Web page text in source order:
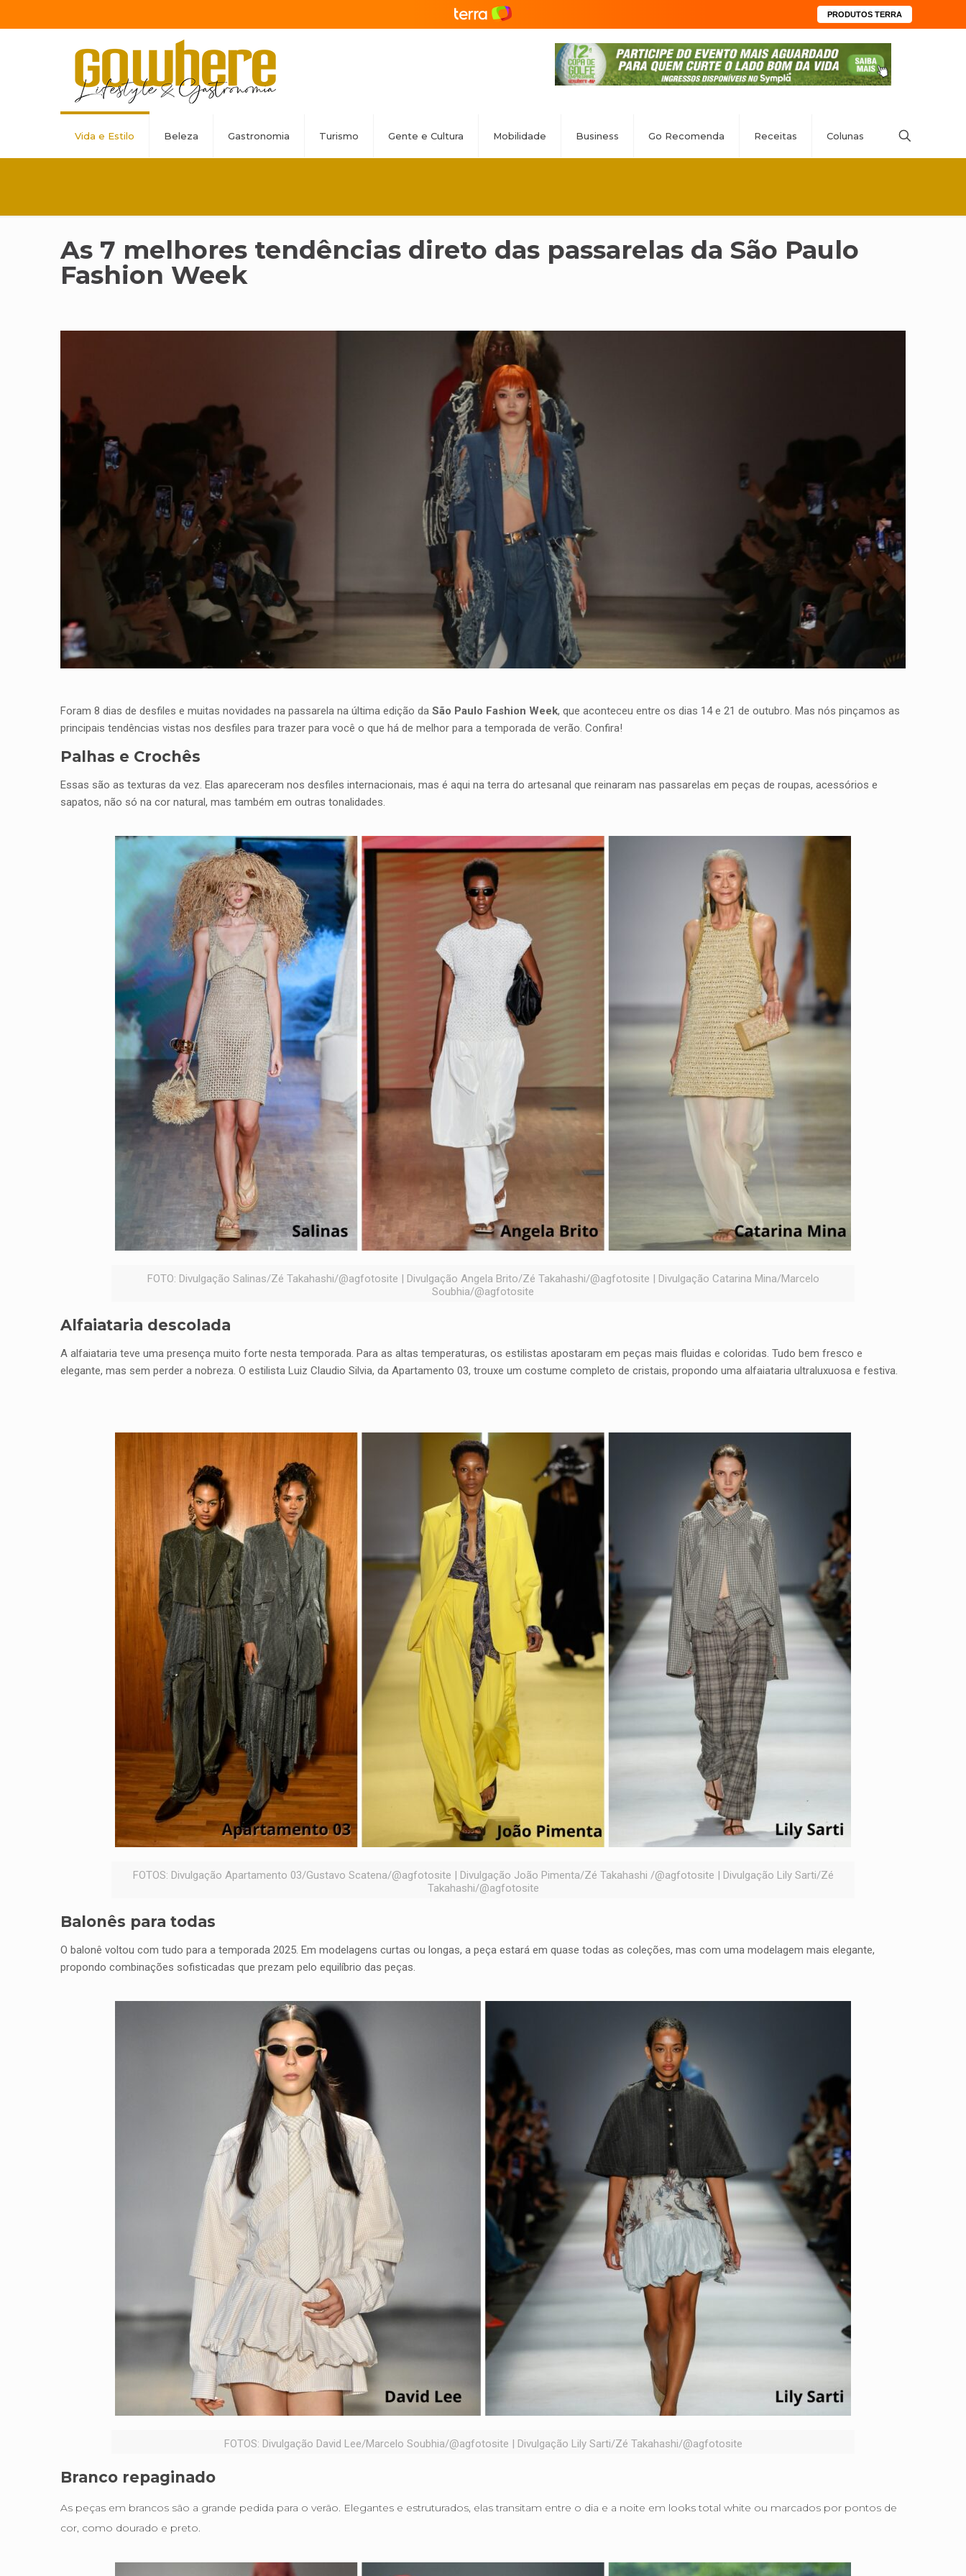
PRODUTOS TERRA
Vida e Estilo Beleza Gastronomia Turismo Gente e Cultura Mobilidade Business Go Recomenda Receitas Colunas
As 7 melhores tendências direto das passarelas da São Paulo
Fashion Week
Foram 8 dias de desfiles e muitas novidades na passarela na última edição da São Paulo Fashion Week, que aconteceu entre os dias 14 e 21 de outubro. Mas nós pinçamos as
principais tendências vistas nos desfiles para trazer para você o que há de melhor para a temporada de verão. Confira!
Palhas e Crochês
Essas são as texturas da vez. Elas apareceram nos desfiles internacionais, mas é aqui na terra do artesanal que reinaram nas passarelas em peças de roupas, acessórios e
sapatos, não só na cor natural, mas também em outras tonalidades.
FOTO: Divulgação Salinas/Zé Takahashi/@agfotosite | Divulgação Angela Brito/Zé Takahashi/@agfotosite | Divulgação Catarina Mina/Marcelo
Soubhia/@agfotosite
Alfaiataria descolada
A alfaiataria teve uma presença muito forte nesta temporada. Para as altas temperaturas, os estilistas apostaram em peças mais fluidas e coloridas. Tudo bem fresco e
elegante, mas sem perder a nobreza. O estilista Luiz Claudio Silvia, da Apartamento 03, trouxe um costume completo de cristais, propondo uma alfaiataria ultraluxuosa e festiva.
FOTOS: Divulgação Apartamento 03/Gustavo Scatena/@agfotosite | Divulgação João Pimenta/Zé Takahashi /@agfotosite | Divulgação Lily Sarti/Zé
Takahashi/@agfotosite
Balonês para todas
O balonê voltou com tudo para a temporada 2025. Em modelagens curtas ou longas, a peça estará em quase todas as coleções, mas com uma modelagem mais elegante,
propondo combinações sofisticadas que prezam pelo equilíbrio das peças.
FOTOS: Divulgação David Lee/Marcelo Soubhia/@agfotosite | Divulgação Lily Sarti/Zé Takahashi/@agfotosite
Branco repaginado
As peças em brancos são a grande pedida para o verão. Elegantes e estruturados, elas transitam entre o dia e a noite em looks total white ou marcados por pontos de
cor, como dourado e preto.